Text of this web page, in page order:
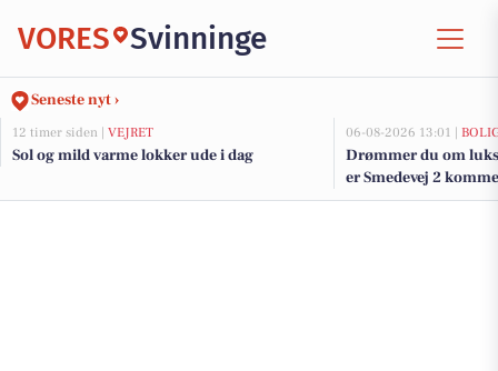
VORES Svinninge
Seneste nyt ›
12 timer siden | VEJRET
Sol og mild varme lokker ude i dag
06-08-2026 13:01 |
Drømmer du om
er Smedevej 2
dyreste boliger til